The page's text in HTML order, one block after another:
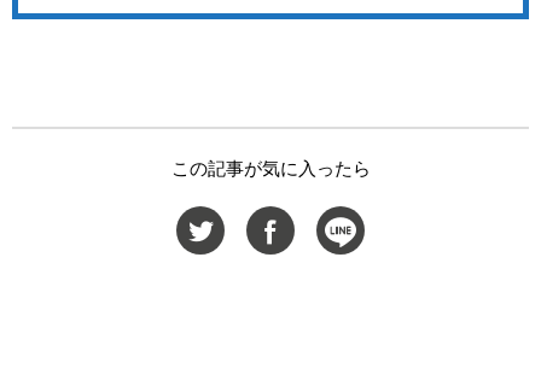
この記事が気に入ったら